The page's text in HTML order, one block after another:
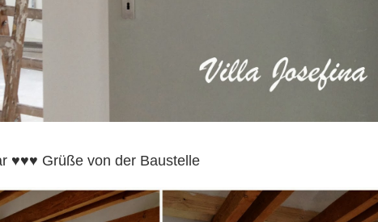
♥♥♥ Grüße von der Baustelle